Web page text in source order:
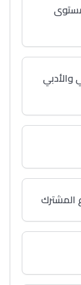
والأدبي
المشترك